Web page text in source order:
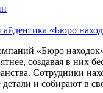
«Бюро
«Бюро
создавая в них
Сотрудники
и собирают в